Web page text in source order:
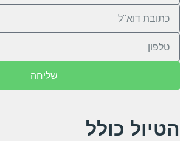
שליחה
הטיול כולל